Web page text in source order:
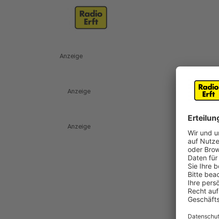
Anzeige
Anzeige
Anzeige